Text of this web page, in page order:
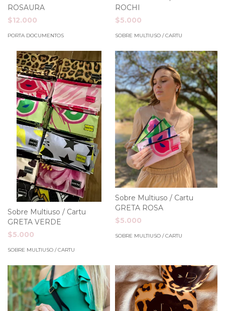
ROSAURA
$12.000
PORTA DOCUMENTOS
ROCHI
$5.000
SOBRE MULTIUSO / CARTU
Sobre Multiuso / Cartu
GRETA VERDE
$5.000
SOBRE MULTIUSO / CARTU
Sobre Multiuso / Cartu
GRETA ROSA
$5.000
SOBRE MULTIUSO / CARTU